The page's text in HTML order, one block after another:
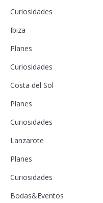
Curiosidades
Ibiza
Planes
Curiosidades
Costa del Sol
Planes
Curiosidades
Lanzarote
Planes
Curiosidades
Bodas&Eventos